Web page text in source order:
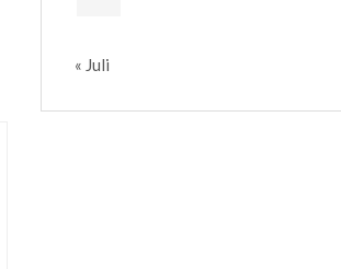
« Juli